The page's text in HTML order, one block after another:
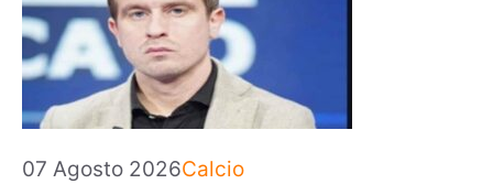
07 Agosto 2026Categorie
Calcio